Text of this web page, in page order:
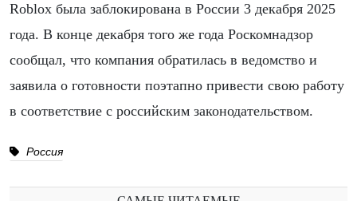
Roblox была заблокирована в России 3 декабря 2025
года. В конце декабря того же года Роскомнадзор
сообщал, что компания обратилась в ведомство и
заявила о готовности поэтапно привести свою работу
в соответствие с российским законодательством.
Россия